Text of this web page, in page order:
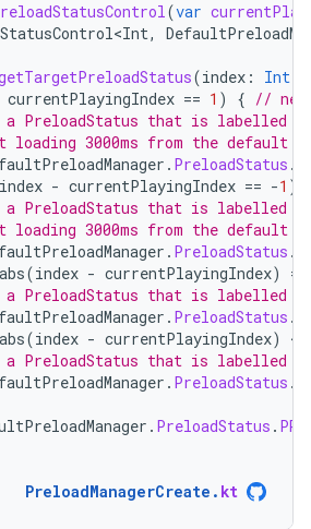
(var
,
(index : Int
currentPlayingIndex == 1 ) { //
that is labelled by
loading 3000ms from the default
. PreloadStatus .
index - currentPlayingIndex == -1 )
that is labelled by
loading 3000ms from the default
. PreloadStatus .
abs(index - currentPlayingIndex)
==
that is labelled by
. PreloadStatus .
abs(index - currentPlayingIndex) <
that is labelled by
. PreloadStatus .
. PreloadStatus .
PreloadManagerCreate . kt